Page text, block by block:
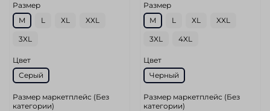
Размер
M
L XL XXL
3XL
Цвет
Серый
Размер маркетплейс (Без
категории)
Размер
M
L XL XXL
3XL 4XL
Цвет
Черный
Размер маркетплейс (Без
категории)